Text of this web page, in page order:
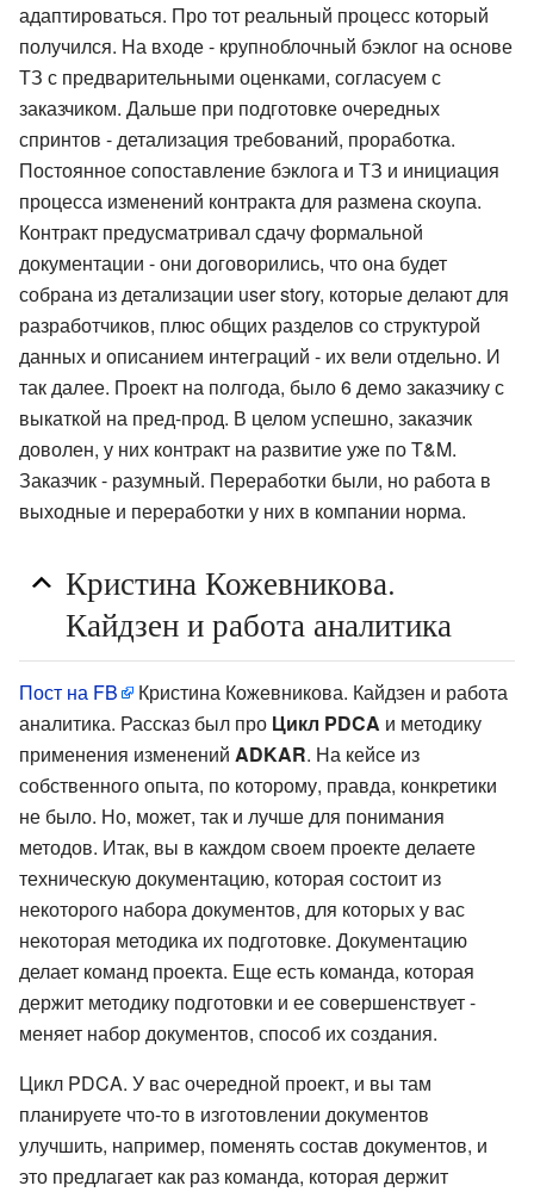
адаптироваться. Про тот реальный процесс который
получился. На входе - крупноблочный бэклог на основе
ТЗ с предварительными оценками, согласуем с
заказчиком. Дальше при подготовке очередных
спринтов - детализация требований, проработка.
Постоянное сопоставление бэклога и ТЗ и инициация
процесса изменений контракта для размена скоупа.
Контракт предусматривал сдачу формальной
документации - они договорились, что она будет
собрана из детализации user story, которые делают для
разработчиков, плюс общих разделов со структурой
данных и описанием интеграций - их вели отдельно. И
так далее. Проект на полгода, было 6 демо заказчику с
выкаткой на пред-прод. В целом успешно, заказчик
доволен, у них контракт на развитие уже по T&M.
Заказчик - разумный. Переработки были, но работа в
выходные и переработки у них в компании норма.
Кристина Кожевникова.
Кайдзен и работа аналитика
Пост на FB
Кристина Кожевникова. Кайдзен и работа
аналитика. Рассказ был про Цикл PDCA и методику
применения изменений ADKAR. На кейсе из
собственного опыта, по которому, правда, конкретики
не было. Но, может, так и лучше для понимания
методов. Итак, вы в каждом своем проекте делаете
техническую документацию, которая состоит из
некоторого набора документов, для которых у вас
некоторая методика их подготовке. Документацию
делает команд проекта. Еще есть команда, которая
держит методику подготовки и ее совершенствует -
меняет набор документов, способ их создания.
Цикл PDCA. У вас очередной проект, и вы там
планируете что-то в изготовлении документов
улучшить, например, поменять состав документов, и
это предлагает как раз команда, которая держит